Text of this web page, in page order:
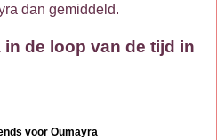
dan gemiddeld.
de loop van de tijd in
voor Oumayra